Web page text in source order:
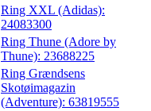
Ring XXL (Adidas):
24083300
Ring Thune (Adore by
Thune): 23688225
Ring Grændsens
Skotøimagazin
(Adventure): 63819555